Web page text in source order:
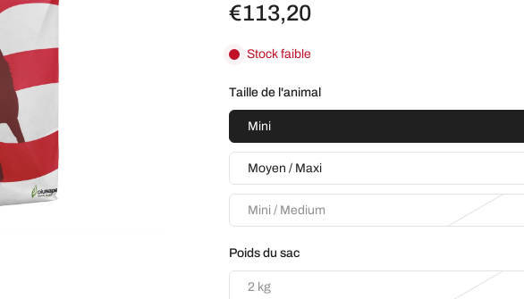
€113,20
Stock faible
Taille de l'animal
Mini
Moyen / Maxi
Mini / Medium
Poids du sac
2 kg